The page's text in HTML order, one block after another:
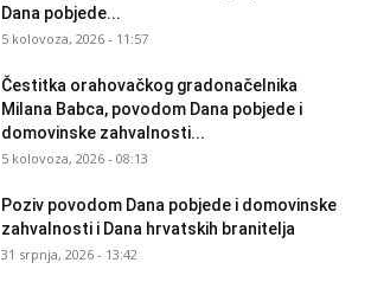
Dana pobjede...
5 kolovoza, 2026 - 11:57
Čestitka orahovačkog gradonačelnika
Milana Babca, povodom Dana pobjede i
domovinske zahvalnosti...
5 kolovoza, 2026 - 08:13
Poziv povodom Dana pobjede i domovinske
zahvalnosti i Dana hrvatskih branitelja
31 srpnja, 2026 - 13:42